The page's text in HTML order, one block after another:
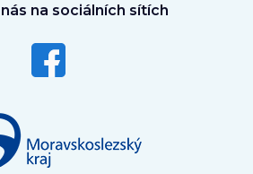
na sociálních sítích